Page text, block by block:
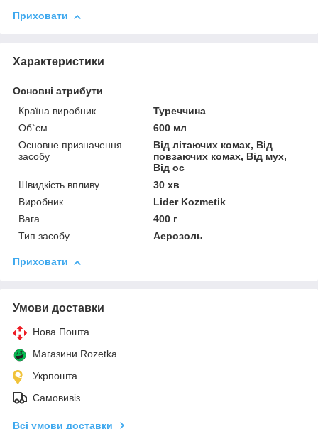
Приховати
Характеристики
Основні атрибути
Країна виробник
Туреччина
Об`єм
600 мл
Основне призначення
засобу
Від літаючих комах, Від
повзаючих комах, Від мух,
Від ос
Швидкість впливу
30 хв
Виробник
Lider Kozmetik
Вага
400 г
Тип засобу
Аерозоль
Приховати
Умови доставки
Нова Пошта
Магазини Rozetka
Укрпошта
Самовивіз
Всі умови доставки